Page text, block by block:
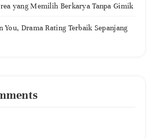
yang Memilih Berkarya Tanpa Gimik
You, Drama Rating Terbaik Sepanjang